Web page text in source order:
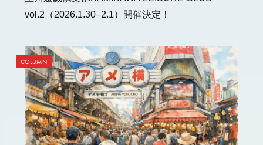
vol.2（2026.1.30–2.1）開催決定！
COLUMN